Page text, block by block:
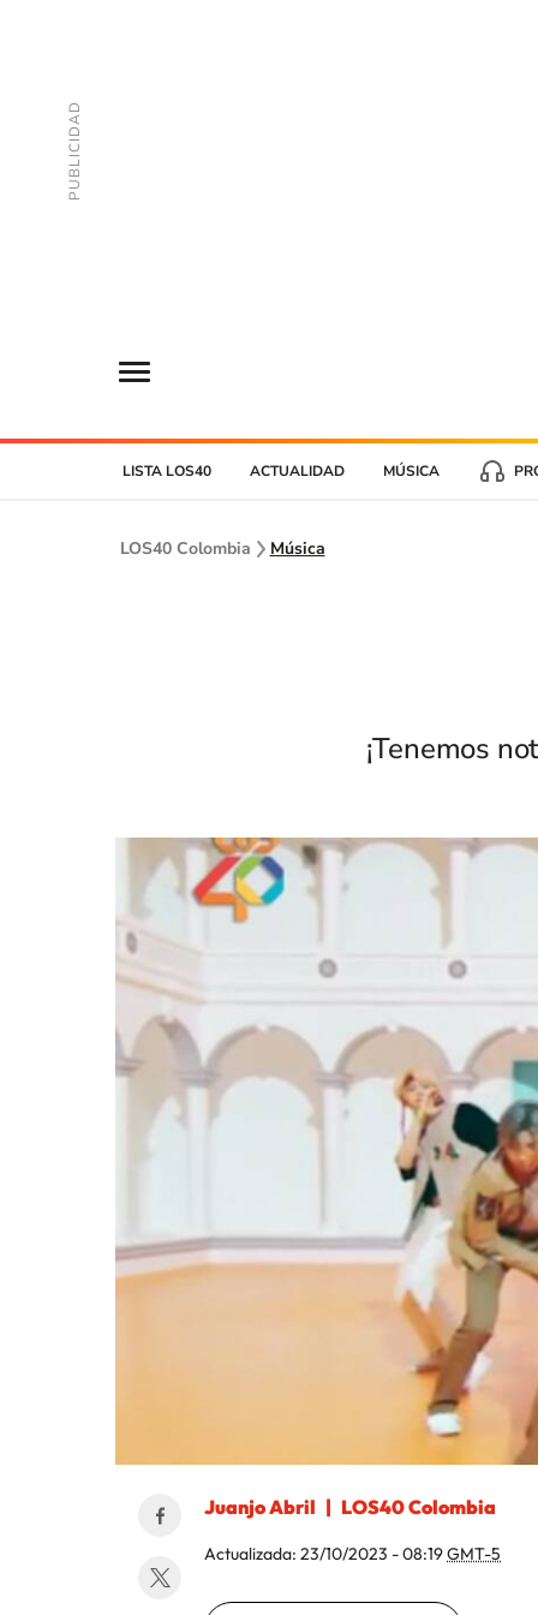
LISTA LOS40 ACTUALIDAD MÚSICA
LOS40 Colombia Música
¡Tenemos
Juanjo Abril LOS40 Colombia
Actualizada: 23/10/2023 - 08:19GMT-5